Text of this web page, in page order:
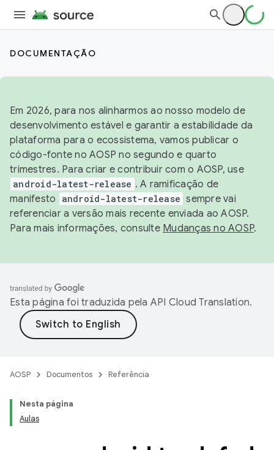
DOCUMENTAÇÃO
Em 2026, para nos alinharmos ao nosso modelo de
desenvolvimento estável e garantir a estabilidade da
plataforma para o ecossistema, vamos publicar o
código-fonte no AOSP no segundo e quarto
trimestres. Para criar e contribuir com o AOSP, use
android-latest-release . A ramificação de
manifesto
android-latest-release sempre vai
referenciar a versão mais recente enviada ao AOSP.
Para mais informações, consulte Mudanças no AOSP.
Esta página foi traduzida pela API Cloud Translation.
AOSP Documentos Referência
Nesta página
Aulas